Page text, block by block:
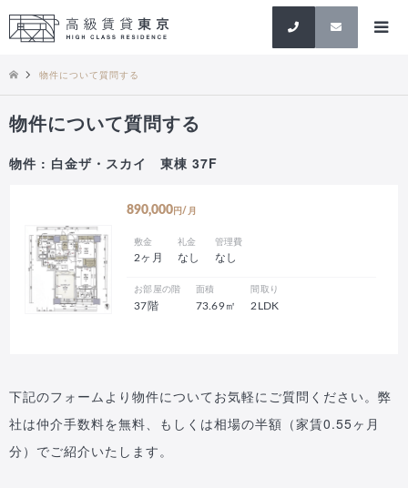
検索
物件について質問する
物件について質問する
物件 : 白金ザ・スカイ 東棟 37F
890,000 円/月
敷金
2ヶ月
礼金
なし
管理費
なし
お部屋の階
37階
面積
73.69㎡
間取り
2LDK
下記のフォームより物件についてお気軽にご質問ください。弊
社は仲介手数料を無料、もしくは相場の半額（家賃0.55ヶ月
分）でご紹介いたします。